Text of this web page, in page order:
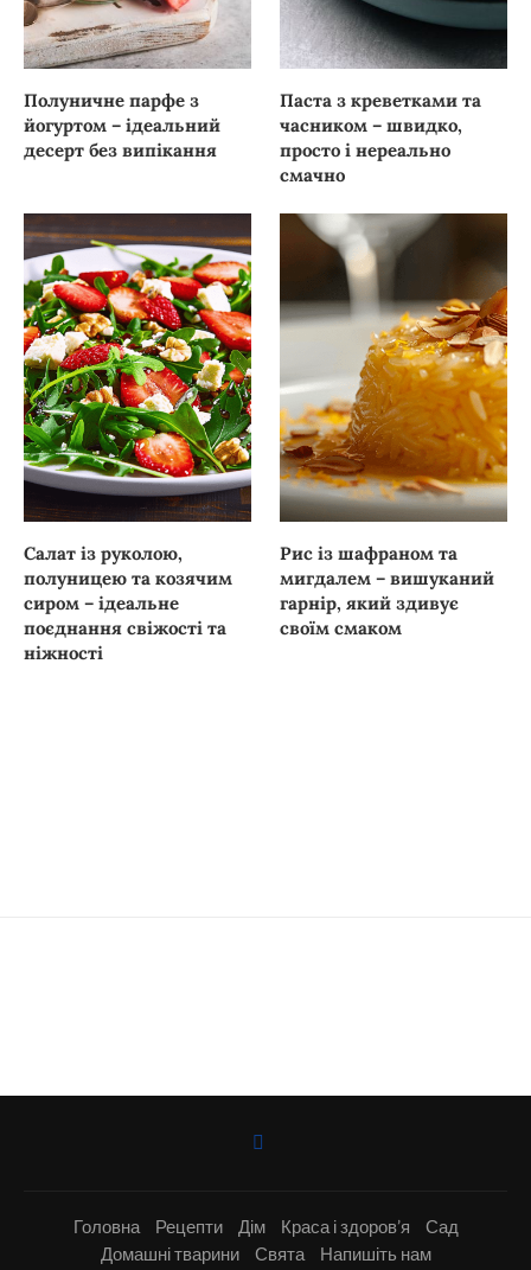
Полуничне парфе з
йогуртом – ідеальний
десерт без випікання
Паста з креветками та
часником – швидко,
просто і нереально
смачно
Салат із руколою,
полуницею та козячим
сиром – ідеальне
поєднання свіжості та
ніжності
Рис із шафраном та
мигдалем – вишуканий
гарнір, який здивує
своїм смаком
Головна Рецепти Дім Краса і здоров’я
Сад
Домашні тварини
Свята
Напишіть нам